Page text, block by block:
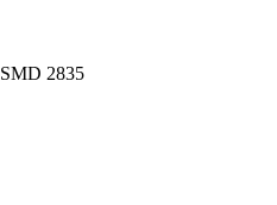
SMD 2835